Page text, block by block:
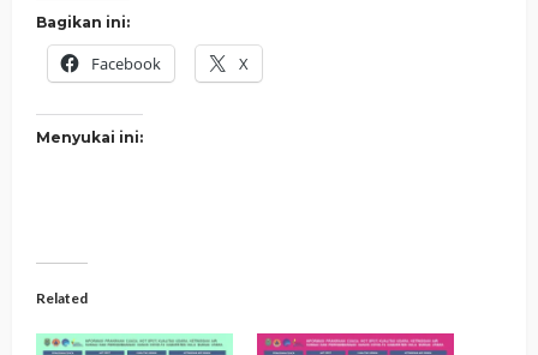
Bagikan ini:
Facebook X
Menyukai ini:
Related